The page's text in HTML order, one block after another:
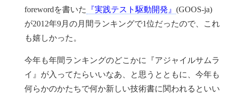
forewordを書いた
『実践テスト駆動開発』 (GOOS-ja)
が2012年9月の月間ランキングで1位だったので、これ
も嬉しかった。
今年も年間ランキングのどこかに『アジャイルサムラ
イ』が入ってたらいいなあ、と思うとともに、今年も
何らかのかたちで何か新しい技術書に関われるといい